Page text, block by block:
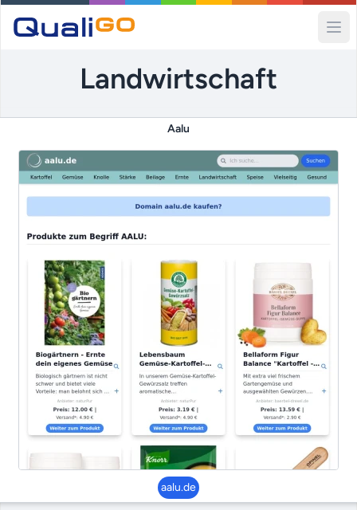
Landwirtschaft
Aalu
aalu.de